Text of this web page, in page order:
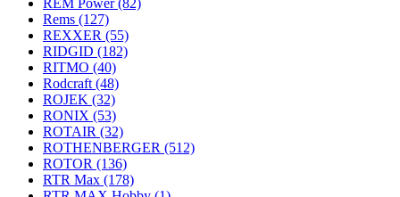
REM Power(82)
Rems (127)
REXXER (55)
RIDGID (182)
RITMO (40)
Rodcraft (48)
ROJEK (32)
RONIX (53)
ROTAIR (32)
ROTHENBERGER (512)
ROTOR (136)
RTR Max (178)